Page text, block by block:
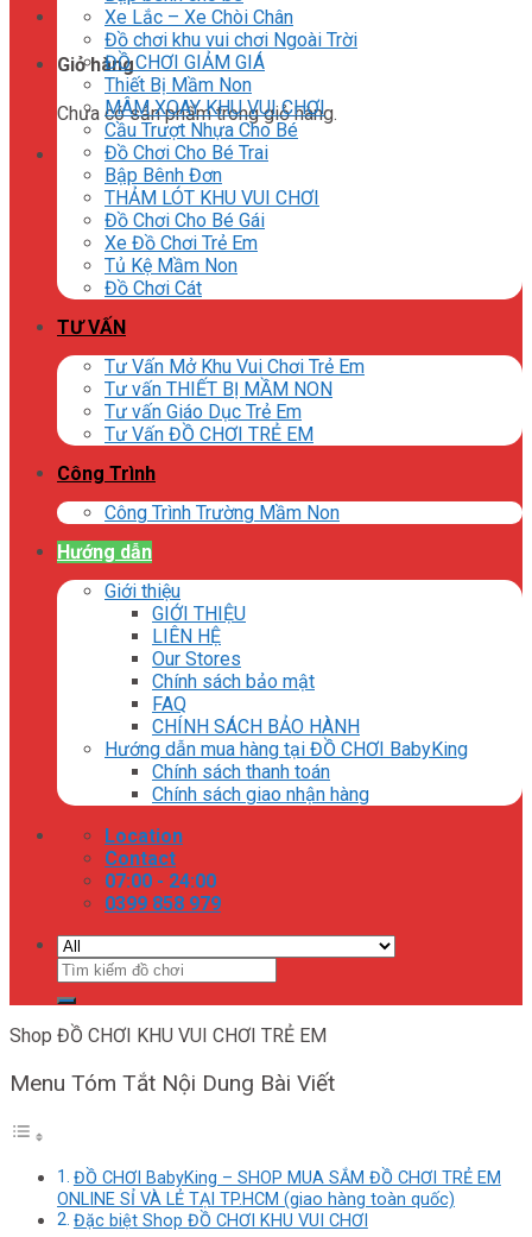
Giỏ hàng
Chưa có sản phẩm trong giỏ hàng.
Xe Lắc – Xe Chòi Chân
Đồ chơi khu vui chơi Ngoài Trời
ĐỒ CHƠI GIẢM GIÁ
Thiết Bị Mầm Non
MÂM XOAY KHU VUI CHƠI
Cầu Trượt Nhựa Cho Bé
Đồ Chơi Cho Bé Trai
Bập Bênh Đơn
THẢM LÓT KHU VUI CHƠI
Đồ Chơi Cho Bé Gái
Xe Đồ Chơi Trẻ Em
Tủ Kệ Mầm Non
Đồ Chơi Cát
TƯ VẤN
Tư Vấn Mở Khu Vui Chơi Trẻ Em
Tư vấn THIẾT BỊ MẦM NON
Tư vấn Giáo Dục Trẻ Em
Tư Vấn ĐỒ CHƠI TRẺ EM
Công Trình
Công Trình Trường Mầm Non
Hướng dẫn
Giới thiệu
GIỚI THIỆU
LIÊN HỆ
Our Stores
Chính sách bảo mật
FAQ
CHÍNH SÁCH BẢO HÀNH
Hướng dẫn mua hàng tại ĐỒ CHƠI BabyKing
Chính sách thanh toán
Chính sách giao nhận hàng
Location
Contact
07:00 - 24:00
0399 858 979
Tìm
kiếm:
Shop ĐỒ CHƠI KHU VUI CHƠI TRẺ EM
Menu Tóm Tắt Nội Dung Bài Viết
ĐỒ CHƠI BabyKing – SHOP MUA SẮM ĐỒ CHƠI TRẺ EM
ONLINE SỈ VÀ LẺ TẠI TP.HCM (giao hàng toàn quốc)
Đặc biệt Shop ĐỒ CHƠI KHU VUI CHƠI